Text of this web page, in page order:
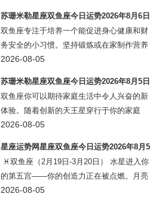
苏珊米勒星座双鱼座今日运势2026年8月6日
双鱼座专注于培养一个能促进身心健康和财
务安全的小习惯。坚持锻炼或在家制作营养
餐，对提升健康（并节省开支）大有裨益。
努力能让你感到更有能力，而从待办事项清
单中勾选完
2026-08-05
苏珊米勒星座双鱼座今日运势2026年8月5日
双鱼座你可以期待家庭生活中令人兴奋的新
体验。随着创新的天王星穿行于你的家庭
宫，你的生活空间以及与至亲至爱的人之间
一个更有趣的地方，或者重新布置家居以更
好地适应自己
2026-08-05
星座运势网星座双鱼座今日运势2026年8月5
日
♓双鱼座（2月19日-3月20日） 水星进入你
的第五宫——你的创造力正在被点燃。月亮
在金牛座点亮了你的第三宫——你可能在处
2026-08-05